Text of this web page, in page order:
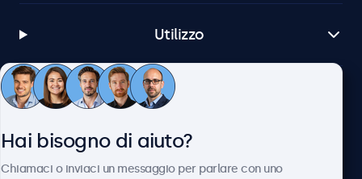
Utilizzo
Servizio Clienti
Hai bisogno di aiuto?
Chiamaci o inviaci un messaggio per parlare con uno